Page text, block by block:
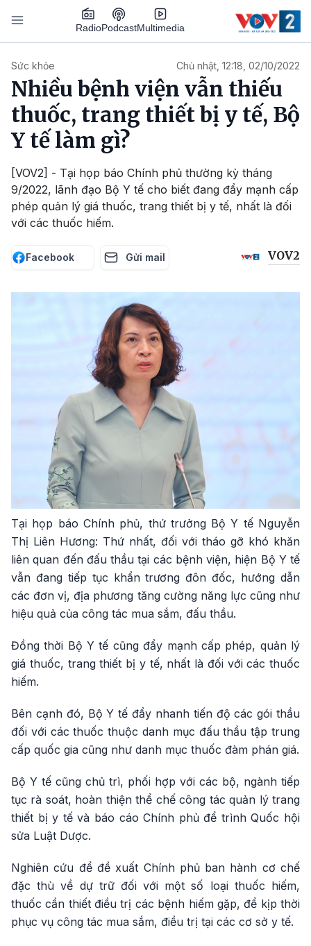
Nhảy đến nội dung
RadioPodcastMultimedia
Sức khỏe Chủ nhật, 12:18, 02/10/2022
Nhiều bệnh viện vẫn thiếu
thuốc, trang thiết bị y tế, Bộ
Y tế làm gì?
[VOV2] - Tại họp báo Chính phủ thường kỳ tháng
9/2022, lãnh đạo Bộ Y tế cho biết đang đẩy mạnh cấp
phép quản lý giá thuốc, trang thiết bị y tế, nhất là đối
với các thuốc hiếm.
Facebook Gửi mail VOV2
Tại họp báo Chính phủ, thứ trưởng Bộ Y tế Nguyễn
Thị Liên Hương: Thứ nhất, đối với tháo gỡ khó khăn
liên quan đến đấu thầu tại các bệnh viện, hiện Bộ Y tế
vẫn đang tiếp tục khẩn trương đôn đốc, hướng dẫn
các đơn vị, địa phương tăng cường năng lực cũng như
hiệu quả của công tác mua sắm, đấu thầu.
Đồng thời Bộ Y tế cũng đẩy mạnh cấp phép, quản lý
giá thuốc, trang thiết bị y tế, nhất là đối với các thuốc
hiếm.
Bên cạnh đó, Bộ Y tế đẩy nhanh tiến độ các gói thầu
đối với các thuốc thuộc danh mục đấu thầu tập trung
cấp quốc gia cũng như danh mục thuốc đàm phán giá.
Bộ Y tế cũng chủ trì, phối hợp với các bộ, ngành tiếp
tục rà soát, hoàn thiện thể chế công tác quản lý trang
thiết bị y tế và báo cáo Chính phủ để trình Quốc hội
sửa Luật Dược.
Nghiên cứu để đề xuất Chính phủ ban hành cơ chế
đặc thù về dự trữ đối với một số loại thuốc hiếm,
thuốc cần thiết điều trị các bệnh hiếm gặp, để kịp thời
phục vụ công tác mua sắm, điều trị tại các cơ sở y tế.